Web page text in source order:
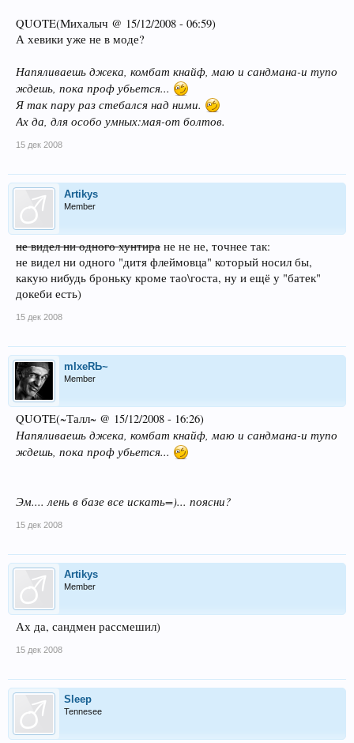
QUOTE(Михалыч @ 15/12/2008 - 06:59)
А хевики уже не в моде?
Напяливаешь джека, комбат кнайф, маю и сандмана-и тупо
ждешь, пока проф убьется...
Я так пару раз стебался над ними.
Ах да, для особо умных:мая-от болтов.
15 дек 2008
Artikys
Member
не видел ни одного хунтира не не не, точнее так:
не видел ни одного "дитя флеймовца" который носил бы,
какую нибудь броньку кроме тао\госта, ну и ещё у "батек"
докеби есть)
15 дек 2008
mIxeRЬ~
Member
QUOTE(~Талл~ @ 15/12/2008 - 16:26)
Напяливаешь джека, комбат кнайф, маю и сандмана-и тупо
ждешь, пока проф убьется...
Эм.... лень в базе все искать=)... поясни?
15 дек 2008
Artikys
Member
Ах да, сандмен рассмешил)
15 дек 2008
Sleep
Tennesee